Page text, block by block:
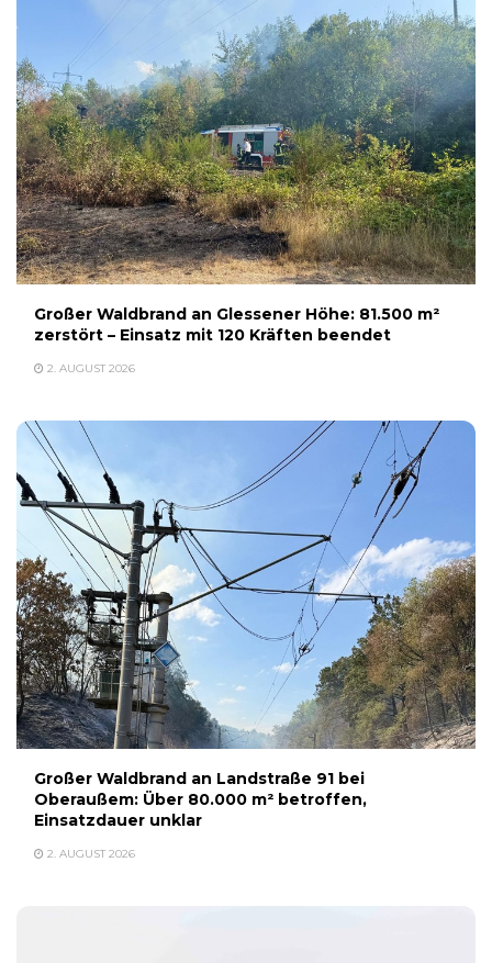
Großer Waldbrand an Glessener Höhe: 81.500 m²
zerstört – Einsatz mit 120 Kräften beendet
2. AUGUST 2026
Großer Waldbrand an Landstraße 91 bei
Oberaußem: Über 80.000 m² betroffen,
Einsatzdauer unklar
2. AUGUST 2026